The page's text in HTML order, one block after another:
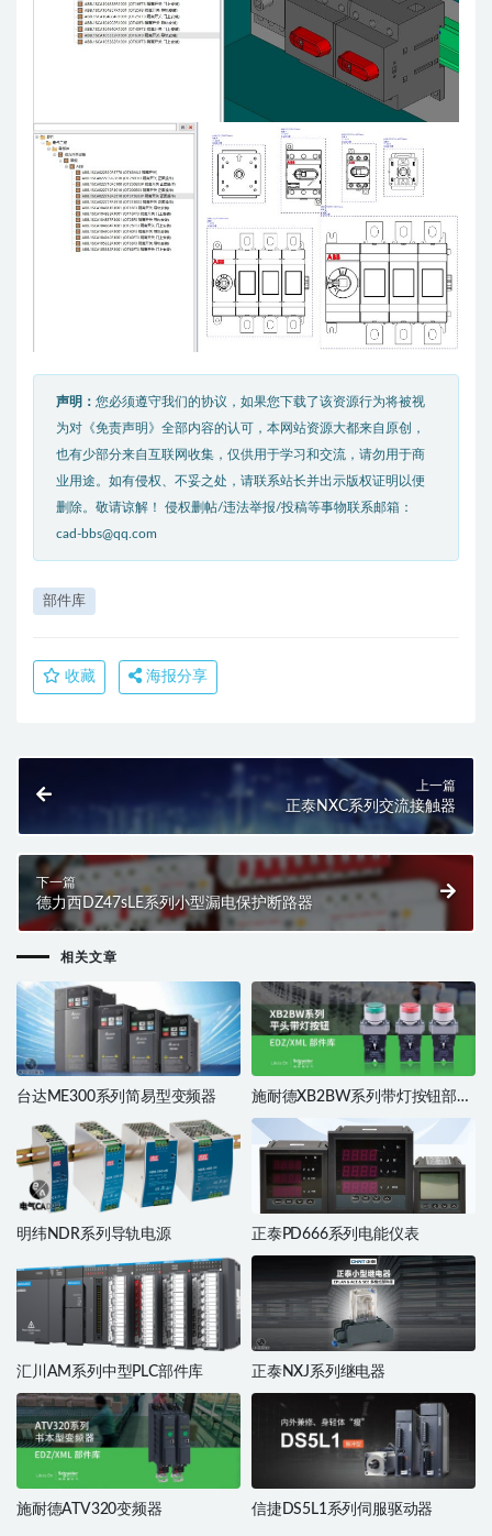
声明： 您必须遵守我们的协议，如果您下载了该资源行为将被视
为对《免责声明》全部内容的认可，本网站资源大都来自原创，
也有少部分来自互联网收集，仅供用于学习和交流，请勿用于商
业用途。如有侵权、不妥之处，请联系站长并出示版权证明以便
删除。敬请谅解！ 侵权删帖/违法举报/投稿等事物联系邮箱：
cad-bbs@qq.com
部件库
收藏 海报分享
上一篇
正泰NXC系列交流接触器
下一篇
德力西DZ47sLE系列小型漏电保护断路器
相关文章
台达ME300系列简易型变频器
施耐德XB2BW系列带灯按钮部件
库
明纬NDR系列导轨电源 正泰PD666系列电能仪表
汇川AM系列中型PLC部件库 正泰NXJ系列继电器
施耐德ATV320变频器 信捷DS5L1系列伺服驱动器